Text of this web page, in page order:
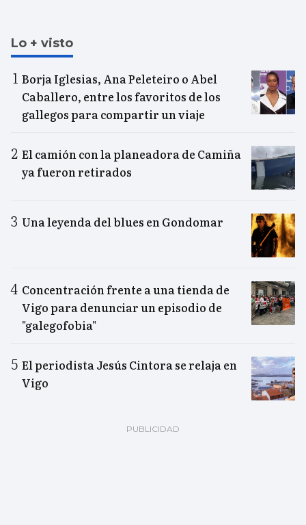
Lo + visto
Borja Iglesias, Ana Peleteiro o Abel
Caballero, entre los favoritos de los
gallegos para compartir un viaje
El camión con la planeadora de Camiña
ya fueron retirados
Una leyenda del blues en Gondomar
Concentración frente a una tienda de
Vigo para denunciar un episodio de
"galegofobia"
El periodista Jesús Cintora se relaja en
Vigo